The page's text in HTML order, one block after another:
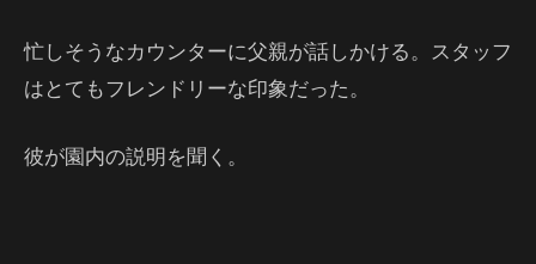
忙しそうなカウンターに父親が話しかける。スタッフ
はとてもフレンドリーな印象だった。
彼が園内の説明を聞く。